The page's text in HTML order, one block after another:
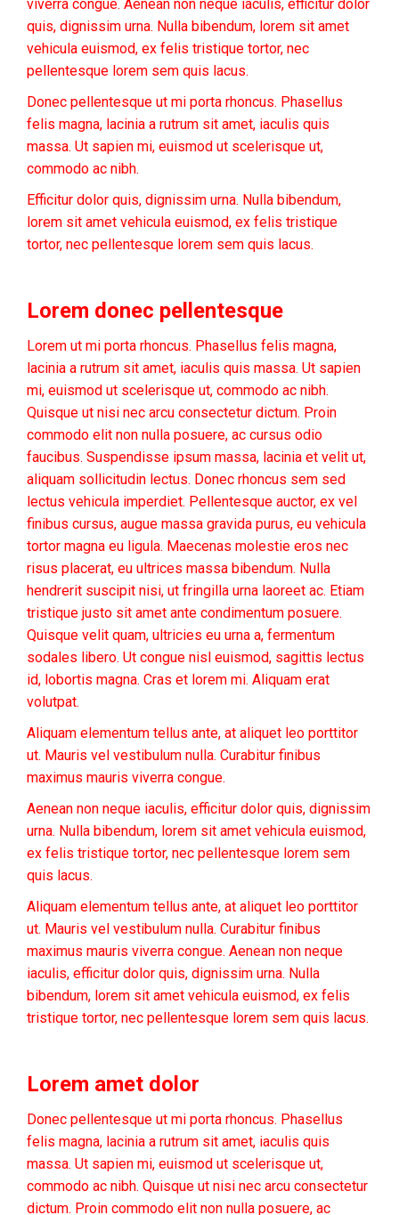
viverra congue. Aenean non neque iaculis, efficitur dolor
quis, dignissim urna. Nulla bibendum, lorem sit amet
vehicula euismod, ex felis tristique tortor, nec
pellentesque lorem sem quis lacus.
Donec pellentesque ut mi porta rhoncus. Phasellus
felis magna, lacinia a rutrum sit amet, iaculis quis
massa. Ut sapien mi, euismod ut scelerisque ut,
commodo ac nibh.
Efficitur dolor quis, dignissim urna. Nulla bibendum,
lorem sit amet vehicula euismod, ex felis tristique
tortor, nec pellentesque lorem sem quis lacus.
Lorem donec pellentesque
Lorem ut mi porta rhoncus. Phasellus felis magna,
lacinia a rutrum sit amet, iaculis quis massa. Ut sapien
mi, euismod ut scelerisque ut, commodo ac nibh.
Quisque ut nisi nec arcu consectetur dictum. Proin
commodo elit non nulla posuere, ac cursus odio
faucibus. Suspendisse ipsum massa, lacinia et velit ut,
aliquam sollicitudin lectus. Donec rhoncus sem sed
lectus vehicula imperdiet. Pellentesque auctor, ex vel
finibus cursus, augue massa gravida purus, eu vehicula
tortor magna eu ligula. Maecenas molestie eros nec
risus placerat, eu ultrices massa bibendum. Nulla
hendrerit suscipit nisi, ut fringilla urna laoreet ac. Etiam
tristique justo sit amet ante condimentum posuere.
Quisque velit quam, ultricies eu urna a, fermentum
sodales libero. Ut congue nisl euismod, sagittis lectus
id, lobortis magna. Cras et lorem mi. Aliquam erat
volutpat.
Aliquam elementum tellus ante, at aliquet leo porttitor
ut. Mauris vel vestibulum nulla. Curabitur finibus
maximus mauris viverra congue.
Aenean non neque iaculis, efficitur dolor quis, dignissim
urna. Nulla bibendum, lorem sit amet vehicula euismod,
ex felis tristique tortor, nec pellentesque lorem sem
quis lacus.
Aliquam elementum tellus ante, at aliquet leo porttitor
ut. Mauris vel vestibulum nulla. Curabitur finibus
maximus mauris viverra congue. Aenean non neque
iaculis, efficitur dolor quis, dignissim urna. Nulla
bibendum, lorem sit amet vehicula euismod, ex felis
tristique tortor, nec pellentesque lorem sem quis lacus.
Lorem amet dolor
Donec pellentesque ut mi porta rhoncus. Phasellus
felis magna, lacinia a rutrum sit amet, iaculis quis
massa. Ut sapien mi, euismod ut scelerisque ut,
commodo ac nibh. Quisque ut nisi nec arcu consectetur
dictum. Proin commodo elit non nulla posuere, ac